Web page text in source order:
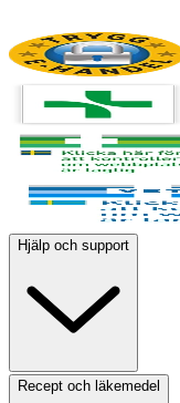
Hjälp och support
Recept och läkemedel